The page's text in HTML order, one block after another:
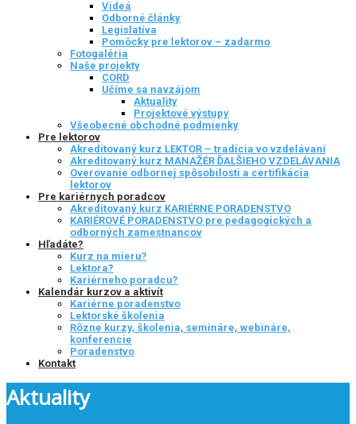
Videá
Odborné články
Legislatíva
Pomôcky pre lektorov – zadarmo
Fotogaléria
Naše projekty
CORD
Učíme sa navzájom
Aktuality
Projektové výstupy
Všeobecné obchodné podmienky
Pre lektorov
Akreditovaný kurz LEKTOR – tradícia vo vzdelávaní
Akreditovaný kurz MANAŽÉR ĎALŠIEHO VZDELÁVANIA
Overovanie odbornej spôsobilosti a certifikácia
lektorov
Pre kariérnych poradcov
Akreditovaný kurz KARIÉRNE PORADENSTVO
KARIÉROVÉ PORADENSTVO pre pedagogických a
odborných zamestnancov
Hľadáte?
Kurz na mieru?
Lektora?
Kariérneho poradcu?
Kalendár kurzov a aktivít
Kariérne poradenstvo
Lektorské školenia
Rôzne kurzy, školenia, semináre, webináre,
konferencie
Poradenstvo
Kontakt
Aktuality